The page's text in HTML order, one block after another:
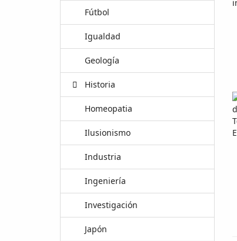
Fútbol
Igualdad
Geología
Historia
Homeopatia
Ilusionismo
Industria
Ingeniería
Investigación
Japón